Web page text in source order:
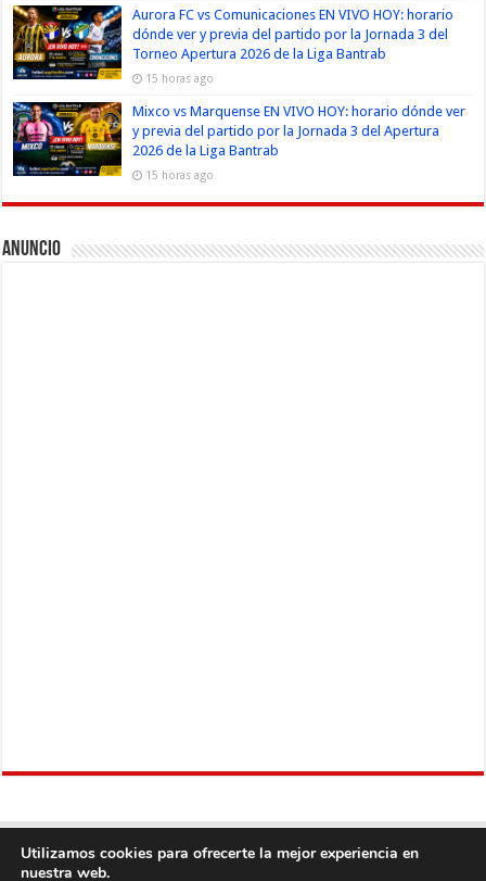
Aurora FC vs Comunicaciones EN VIVO HOY: horario
dónde ver y previa del partido por la Jornada 3 del
Torneo Apertura 2026 de la Liga Bantrab
15 horas ago
Mixco vs Marquense EN VIVO HOY: horario dónde ver
y previa del partido por la Jornada 3 del Apertura
2026 de la Liga Bantrab
15 horas ago
Anuncio
Utilizamos cookies para ofrecerte la mejor experiencia en
nuestra web.